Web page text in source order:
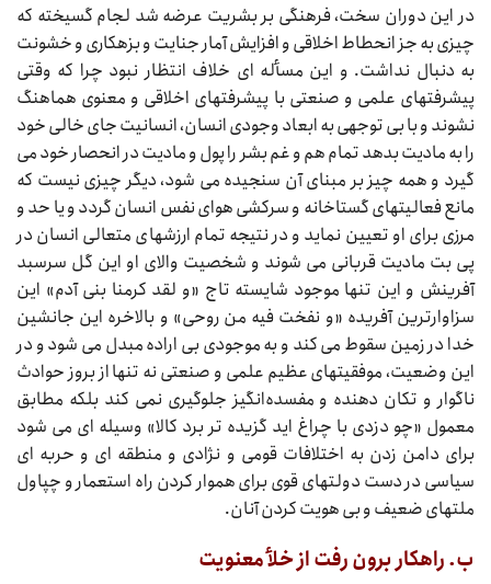
در این دوران سخت، فرهنگی بر بشریت عرضه شد لجام گسیخته که
چیزی به جز انحطاط اخلاقی و افزایش آمار جنایت و بزهکاری و خشونت
به دنبال نداشت. و این مسأله‌‌‌ ای خلاف انتظار نبود چرا که وقتی
پیشرفتهای علمی و صنعتی با پیشرفتهای اخلاقی و معنوی هماهنگ
نشوند و با بی‌‌‌ توجهی به ابعاد وجودی انسان، انسانیت جای خالی خود
را به مادیت بدهد تمام هم و غم بشر را پول و مادیت در انحصار خود می‌‌‌
گیرد و همه چیز بر مبنای آن سنجیده می‌‌‌ شود، دیگر چیزی نیست که
مانع فعالیتهای گستاخانه و سرکشی هوای نفس انسان گردد و یا حد و
مرزی برای او تعیین نماید و در نتیجه تمام ارزشهای متعالی انسان در
پی بت مادیت قربانی می‌‌‌ شوند و شخصیت والای او این گل سرسبد
آفرینش و این تنها موجود شایسته تاج «و لقد کرمنا بنی آدم» این
سزاوارترین آفریده «و نفخت فیه من روحی» و بالاخره این جانشین
خدا در زمین سقوط می‌‌‌ کند و به موجودی بی‌‌‌ اراده مبدل می‌‌‌ شود و در
این وضعیت، موفقیتهای عظیم علمی و صنعتی نه تنها از بروز حوادث
ناگوار و تکان دهنده و مفسده‌انگیز جلوگیری نمی‌‌‌ کند بلکه مطابق
معمول «چو دزدی با چراغ اید گزیده‌‌‌ تر برد کالا» وسیله‌‌‌ ای می‌‌‌ شود
برای دامن زدن به اختلافات قومی و نژادی و منطقه‌‌‌ ای و حربه‌‌‌ ای
سیاسی در دست دولتهای قوی برای هموار کردن راه استعمار و چپاول
ملتهای ضعیف و بی‌‌‌ هویت کردن آنان.
ب. راهکار برون رفت از خلأ معنویت